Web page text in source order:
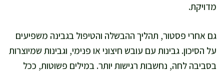
מדויקת.
גם אחרי פסטור, תהליך ההבשלה והטיפול בגבינה משפיעים
על הסיכון. גבינות עם עובש חיצוני או פנימי, וגבינות שמיוצרות
בסביבה לחה, נחשבות רגישות יותר. במילים פשוטות, ככל